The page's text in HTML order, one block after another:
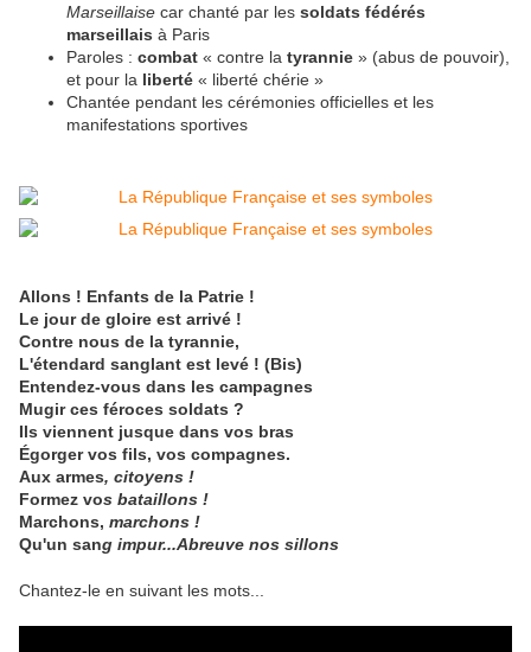
Marseillaise car chanté par les soldats fédérés
marseillais à Paris
Paroles : combat « contre la tyrannie » (abus de pouvoir),
et pour la liberté « liberté chérie »
Chantée pendant les cérémonies officielles et les
manifestations sportives
Allons ! Enfants de la Patrie !
Le jour de gloire est arrivé !
Contre nous de la tyrannie,
L'étendard sanglant est levé ! (Bis)
Entendez-vous dans les campagnes
Mugir ces féroces soldats ?
Ils viennent jusque dans vos bras
Égorger vos fils, vos compagnes.
Aux armes, citoyens !
Formez vos bataillons !
Marchons, marchons !
Qu'un sang impur...Abreuve nos sillons
Chantez-le en suivant les mots...